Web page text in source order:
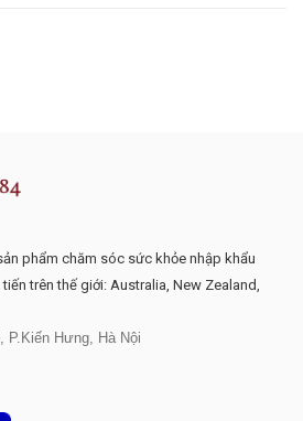
phẩm chăm sóc sức khỏe nhập khẩu
trên thế giới: Australia, New Zealand,
P.Kiến Hưng, Hà Nội